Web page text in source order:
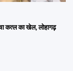
कत्ल का खेल, लोहागढ़